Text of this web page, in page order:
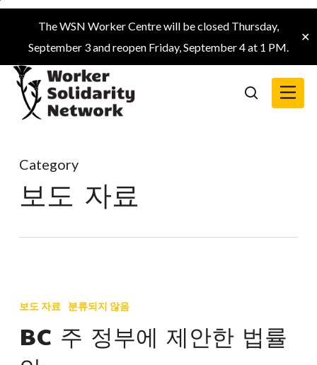
Skip
main
content
The WSN Worker Centre will be closed Thursday,
September 3 and reopen Friday, September 4 at 1 PM.
✕
search
Menu
Category
보도 자료
주
부
보도 자료 분류되지 않음
BC 주 정부에 제안한 법률